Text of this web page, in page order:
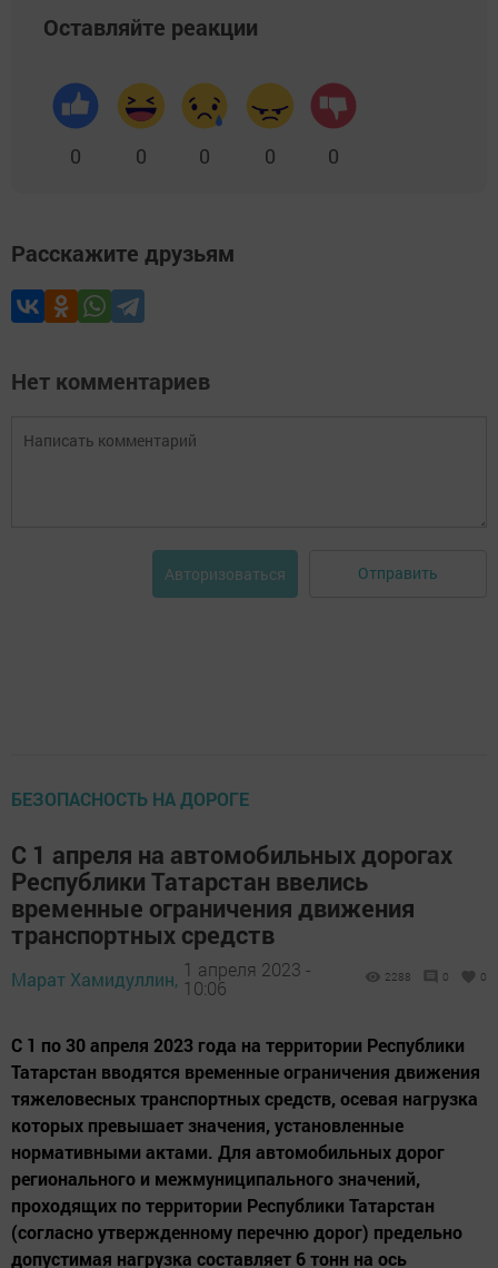
Оставляйте реакции
0 0 0 0 0
Расскажите друзьям
Нет комментариев
Авторизоваться Отправить
БЕЗОПАСНОСТЬ НА ДОРОГЕ
С 1 апреля на автомобильных дорогах
Республики Татарстан ввелись
временные ограничения движения
транспортных средств
Марат Хамидуллин, 1 апреля 2023 -
10:06
2288 0 0
С 1 по 30 апреля 2023 года на территории Республики
Татарстан вводятся временные ограничения движения
тяжеловесных транспортных средств, осевая нагрузка
которых превышает значения, установленные
нормативными актами. Для автомобильных дорог
регионального и межмуниципального значений,
проходящих по территории Республики Татарстан
(согласно утвержденному перечню дорог) предельно
допустимая нагрузка составляет 6 тонн на ось